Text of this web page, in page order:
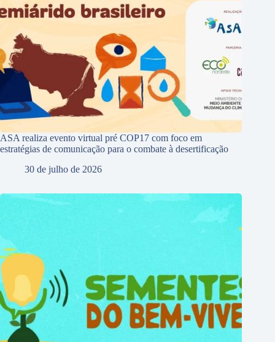
ASA realiza evento virtual pré COP17 com foco em
estratégias de comunicação para o combate à desertificação
30 de julho de 2026